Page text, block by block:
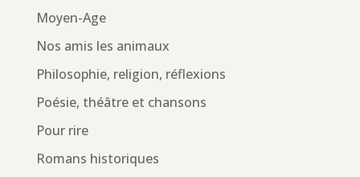
Moyen-Age
Nos amis les animaux
Philosophie, religion, réflexions
Poésie, théâtre et chansons
Pour rire
Romans historiques